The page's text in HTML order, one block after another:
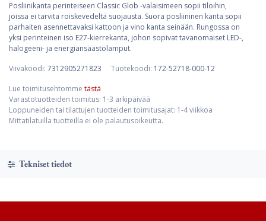
Posliinikanta perinteiseen Classic Glob -valaisimeen sopii tiloihin,
joissa ei tarvita roiskevedeltä suojausta. Suora posliininen kanta sopii
parhaiten asennettavaksi kattoon ja vino kanta seinään. Rungossa on
yksi perinteinen iso E27-kierrekanta, johon sopivat tavanomaiset LED-,
halogeeni- ja energiansäästölamput.
Viivakoodi: 7312905271823 Tuotekoodi: 172-52718-000-12
Lue toimitusehtomme tästä
Varastotuotteiden toimitus: 1-3 arkipäivää
Loppuneiden tai tilattujen tuotteiden toimitusajat: 1-4 viikkoa
Mittatilatuilla tuotteilla ei ole palautusoikeutta.
Tekniset tiedot